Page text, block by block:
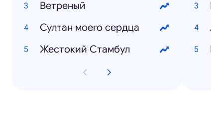
Ветреный
Султан моего сердца
Жестокий Стамбул